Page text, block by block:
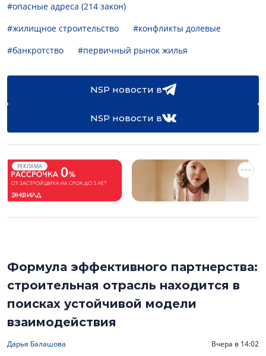
#опасные адреса (214 закон)
#жилищное строительство
#конфликты долевые
#банкротство
#первичный рынок жилья
NSP новости в
NSP новости в
РЕКЛАМА
Формула эффективного партнерства:
строительная отрасль находится в
поисках устойчивой модели
взаимодействия
Дарья Балашова Вчера в 14:02